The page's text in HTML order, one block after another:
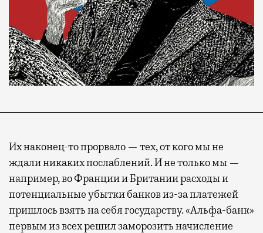
Их наконец-то прорвало — тех, от кого мы не
ждали никаких послаблений. И не только мы —
например, во Франции и Британии расходы и
потенциальные убытки банков из-за платежей
пришлось взять на себя государству. «Альфа-банк»
первым из всех решил заморозить начисление